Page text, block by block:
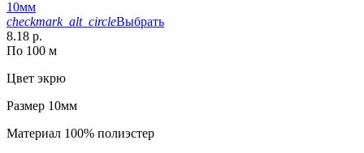
10мм
checkmark_alt_circleВыбрать
8.18 р.
По 100 м
Цвет экрю
Размер 10мм
Материал 100% полиэстер